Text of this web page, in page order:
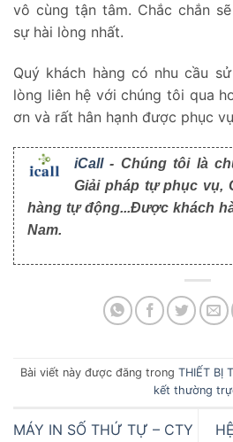
vô cùng tận tâm. Chắc chắn
sự hài lòng nhất.
Quý khách hàng có nhu cầu
lòng liên hệ với chúng tôi qua
ơn và rất hân hạnh được phục vụ
iCall- Chúng tôi là
Giải pháp tự phục vụ,
hàng tự động...Được khách
Nam.
Bài viết này được đăng trong THIẾT BỊ
kết thường
MÁY IN SỐ THỨ TỰ – CTY